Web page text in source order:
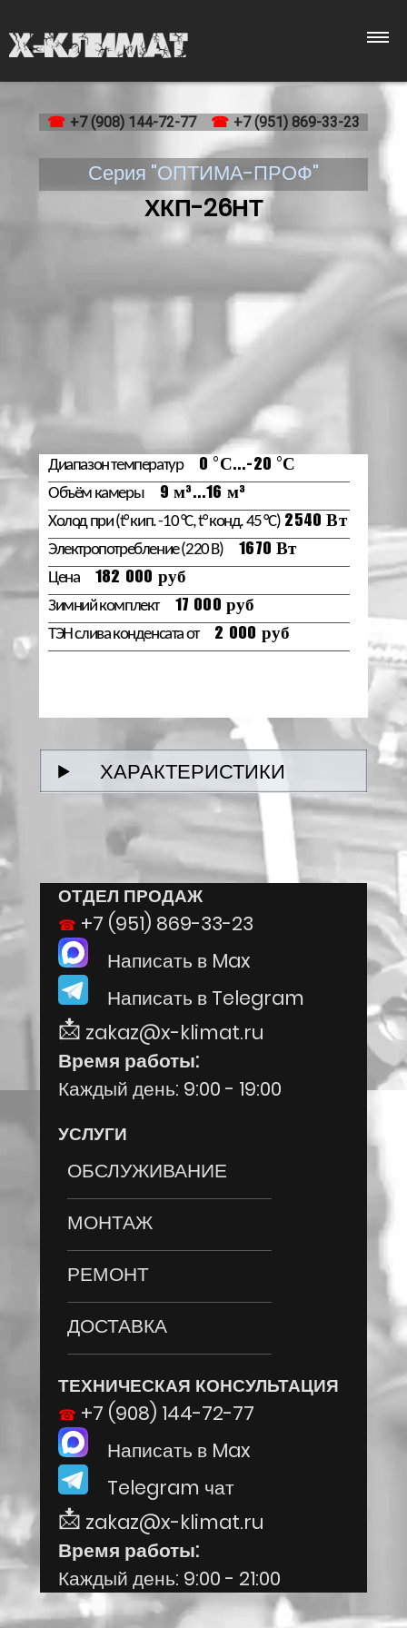
Каталог
Контакты
+7 (908) 144-72-77 +7 (951) 869-33-23
Серия "ОПТИМА-ПРОФ"
ХКП-26НТ
Диапазон температур 0 °С...-20 °С
Объём камеры 9 м³...16 м³
Холод при (t° кип. -10 °С, t° конд. 45 °С)2540 Вт
Электропотребление (220 В)1670 Вт
Цена 182 000 руб
Зимний комплект 17 000 руб
ТЭН слива конденсата от 2 000 руб
ХАРАКТЕРИСТИКИ
ОТДЕЛ ПРОДАЖ
+7 (951) 869-33-23
Написать в Max
Написать в Telegram
zakaz@x-klimat.ru
Время работы:
Каждый день: 9:00 - 19:00
УСЛУГИ
ОБСЛУЖИВАНИЕ
МОНТАЖ
РЕМОНТ
ДОСТАВКА
ТЕХНИЧЕСКАЯ КОНСУЛЬТАЦИЯ
+7 (908) 144-72-77
Написать в Max
Telegram чат
zakaz@x-klimat.ru
Время работы:
Каждый день: 9:00 - 21:00